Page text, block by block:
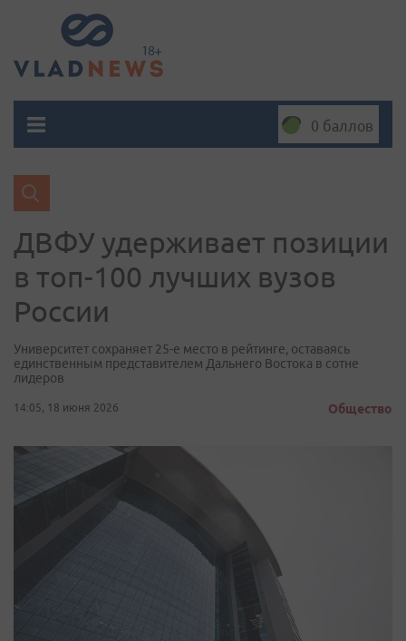
0 баллов
ДВФУ удерживает позиции
в топ-100 лучших вузов
России
Университет сохраняет 25-е место в рейтинге, оставаясь
единственным представителем Дальнего Востока в сотне
лидеров
14:05, 18 июня 2026 Общество